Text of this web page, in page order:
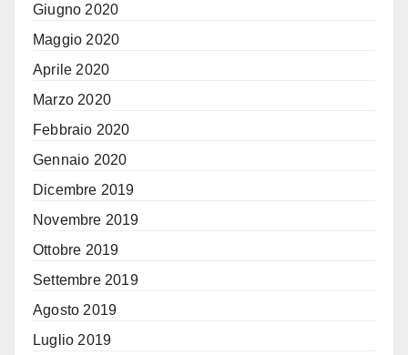
Giugno 2020
Maggio 2020
Aprile 2020
Marzo 2020
Febbraio 2020
Gennaio 2020
Dicembre 2019
Novembre 2019
Ottobre 2019
Settembre 2019
Agosto 2019
Luglio 2019